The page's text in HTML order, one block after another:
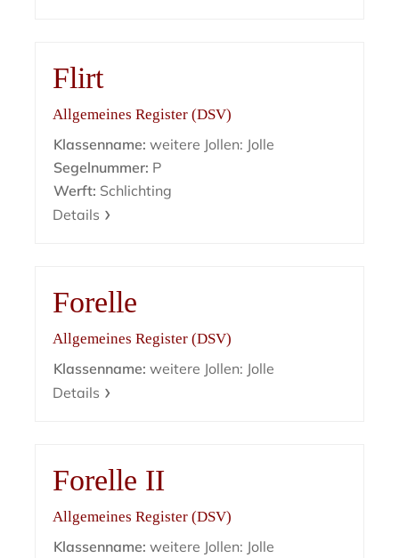
Flirt
Allgemeines Register (DSV)
Klassenname: weitere Jollen: Jolle
Segelnummer: P
Werft: Schlichting
Details
Forelle
Allgemeines Register (DSV)
Klassenname: weitere Jollen: Jolle
Details
Forelle II
Allgemeines Register (DSV)
Klassenname: weitere Jollen: Jolle